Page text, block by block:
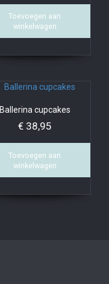
Toevoegen aan
winkelwagen
Ballerina cupcakes
€38,95
Toevoegen aan
winkelwagen